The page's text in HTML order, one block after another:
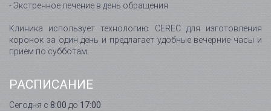
- Экстренное лечение в день обращения
Клиника использует технологию CEREC для изготовления
коронок за один день и предлагает удобные вечерние часы и
приём по субботам.
РАСПИСАНИЕ
Сегодня с 8:00 до 17:00